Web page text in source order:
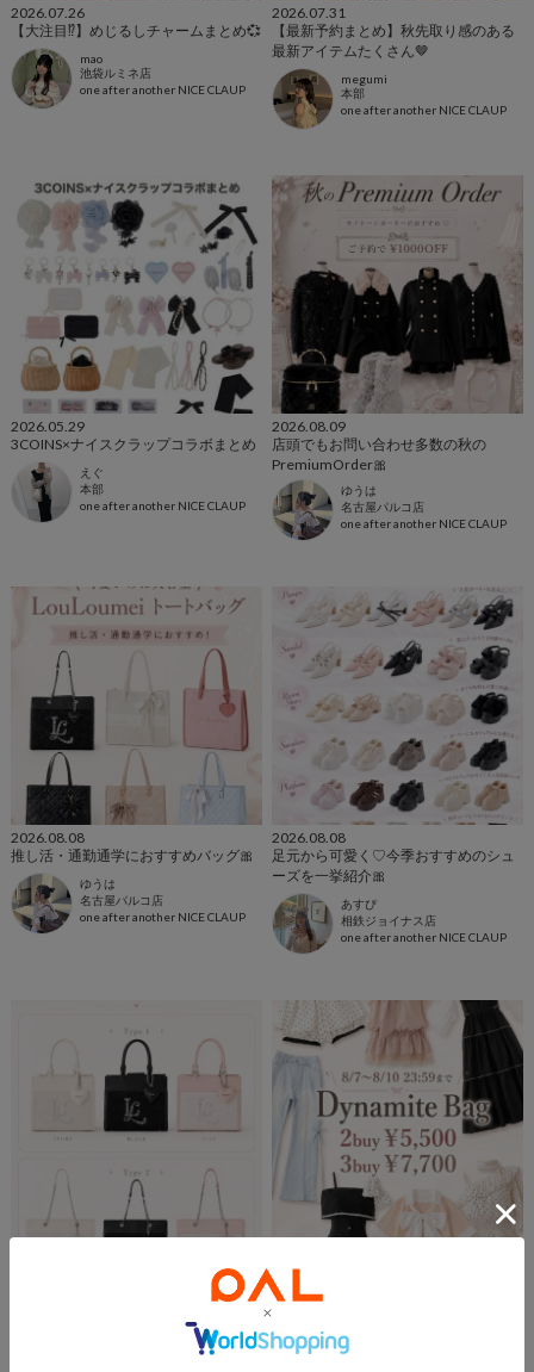
2026.07.26
【大注目⁉️】めじるしチャームまとめ💞
mao
池袋ルミネ店
one after another NICE CLAUP
2026.07.31
【最新予約まとめ】秋先取り感のある
最新アイテムたくさん🤎
megumi
本部
one after another NICE CLAUP
2026.05.29
3COINS×ナイスクラップコラボまとめ
えぐ
本部
one after another NICE CLAUP
2026.08.09
店頭でもお問い合わせ多数の秋の
PremiumOrder🎀
ゆうは
名古屋パルコ店
one after another NICE CLAUP
2026.08.08
推し活・通勤通学におすすめバッグ🎀
ゆうは
名古屋パルコ店
one after another NICE CLAUP
2026.08.08
足元から可愛く♡今季おすすめのシュ
ーズを一挙紹介🎀
あすぴ
相鉄ジョイナス店
one after another NICE CLAUP
ルルミー新作全色全種まとめ🧁💗
one after another NICE CLAUP
【 Dynamite Bag 🌼⋆.˚ 】お得な対象ア
イテムまとめ🎀
渋谷109店
one after another NICE CLAUP